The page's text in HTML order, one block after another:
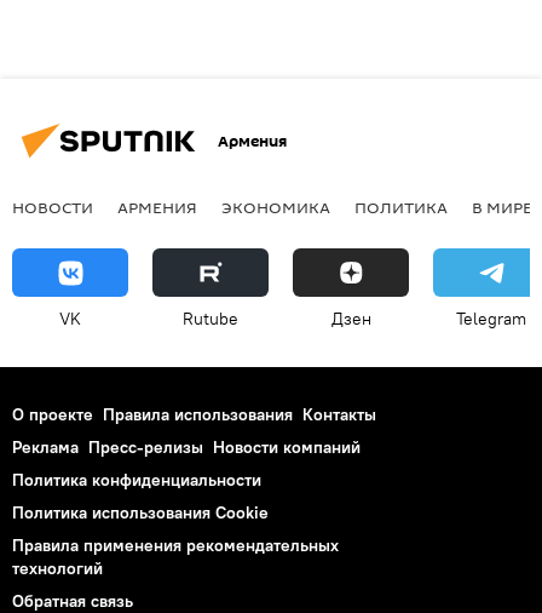
Армения
НОВОСТИ АРМЕНИЯ ЭКОНОМИКА ПОЛИТИКА В МИРЕ
VK Rutube Дзен Telegram
О проекте Правила использования Контакты
Реклама Пресс-релизы Новости компаний
Политика конфиденциальности
Политика использования Cookie
Правила применения рекомендательных
технологий
Обратная связь